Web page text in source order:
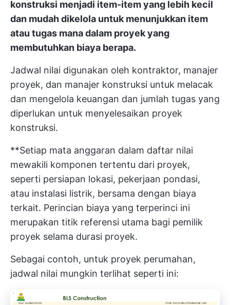
konstruksi menjadi item-item yang lebih kecil
dan mudah dikelola untuk menunjukkan item
atau tugas mana dalam proyek yang
membutuhkan biaya berapa.
Jadwal nilai digunakan oleh kontraktor, manajer
proyek, dan manajer konstruksi untuk melacak
dan mengelola keuangan dan jumlah tugas yang
diperlukan untuk menyelesaikan proyek
konstruksi.
**Setiap mata anggaran dalam daftar nilai
mewakili komponen tertentu dari proyek,
seperti persiapan lokasi, pekerjaan pondasi,
atau instalasi listrik, bersama dengan biaya
terkait. Perincian biaya yang terperinci ini
merupakan titik referensi utama bagi pemilik
proyek selama durasi proyek.
Sebagai contoh, untuk proyek perumahan,
jadwal nilai mungkin terlihat seperti ini: